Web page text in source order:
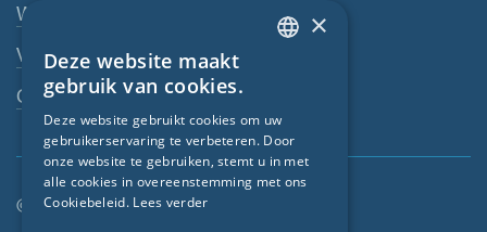
Webshop
Vakhandelaar
Contactpersoon
© SIGA 2026
FRENCH
CZECH
×
Deze website maakt
gebruik van cookies.
Deze website gebruikt cookies om uw
gebruikerservaring te verbeteren. Door
onze website te gebruiken, stemt u in met
alle cookies in overeenstemming met ons
Cookiebeleid. Lees verder